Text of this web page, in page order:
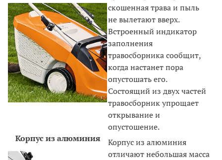
скошенная трава и пыль
не вылетают вверх.
Встроенный индикатор
заполнения
травосборника сообщит,
когда настанет пора
опустошать его.
Состоящий из двух частей
травосборник упрощает
открывание и
опустошение.
Корпус из алюминия
Корпус из алюминия
отличают небольшая масса